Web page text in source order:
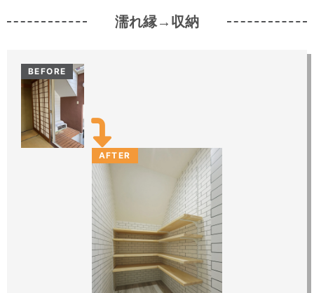
濡れ縁→収納
BEFORE
AFTER